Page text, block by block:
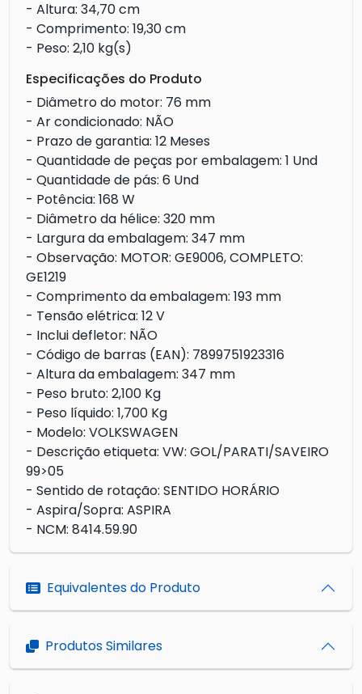
- Altura: 34,70 cm
- Comprimento: 19,30 cm
- Peso: 2,10 kg(s)
Especificações do Produto
- Diâmetro do motor: 76 mm
- Ar condicionado: NÃO
- Prazo de garantia: 12 Meses
- Quantidade de peças por embalagem: 1 Und
- Quantidade de pás: 6 Und
- Potência: 168 W
- Diâmetro da hélice: 320 mm
- Largura da embalagem: 347 mm
- Observação: MOTOR: GE9006, COMPLETO:
GE1219
- Comprimento da embalagem: 193 mm
- Tensão elétrica: 12 V
- Inclui defletor: NÃO
- Código de barras (EAN): 7899751923316
- Altura da embalagem: 347 mm
- Peso bruto: 2,100 Kg
- Peso líquido: 1,700 Kg
- Modelo: VOLKSWAGEN
- Descrição etiqueta: VW: GOL/PARATI/SAVEIRO
99>05
- Sentido de rotação: SENTIDO HORÁRIO
- Aspira/Sopra: ASPIRA
- NCM: 8414.59.90
Equivalentes do Produto
Produtos Similares